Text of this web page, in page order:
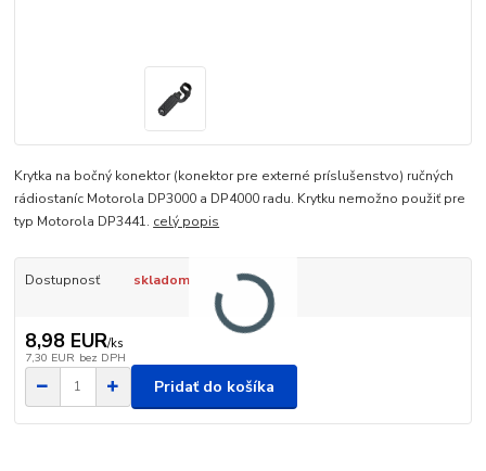
Krytka na bočný konektor (konektor pre externé príslušenstvo) ručných
rádiostaníc Motorola DP3000 a DP4000 radu. Krytku nemožno použiť pre
typ Motorola DP3441. celý popis
Dostupnosť skladom
8,98 EUR/ks
7,30 EUR bez DPH
Pridať do košíka